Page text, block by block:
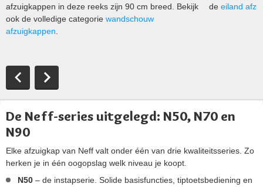
afzuigkappen in deze reeks zijn 90 cm breed. Bekijk
ook de volledige categorie wandschouw
afzuigkappen.
de eiland
De Neff-series uitgelegd: N50, N70 en
N90
Elke afzuigkap van Neff valt onder één van drie kwaliteitsseries. Zo
herken je in één oogopslag welk niveau je koopt.
N50 – de instapserie. Solide basisfuncties, tiptoetsbediening en